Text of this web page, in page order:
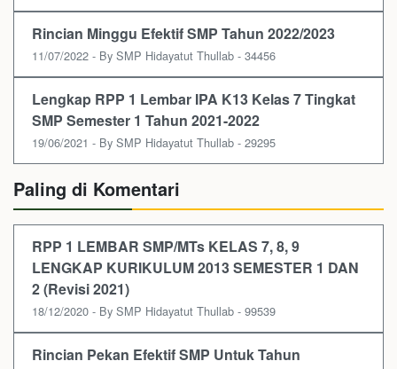
Rincian Minggu Efektif SMP Tahun 2022/2023
11/07/2022 - By SMP Hidayatut Thullab - 34456
Lengkap RPP 1 Lembar IPA K13 Kelas 7 Tingkat
SMP Semester 1 Tahun 2021-2022
19/06/2021 - By SMP Hidayatut Thullab - 29295
Paling di Komentari
RPP 1 LEMBAR SMP/MTs KELAS 7, 8, 9
LENGKAP KURIKULUM 2013 SEMESTER 1 DAN
2 (Revisi 2021)
18/12/2020 - By SMP Hidayatut Thullab - 99539
Rincian Pekan Efektif SMP Untuk Tahun